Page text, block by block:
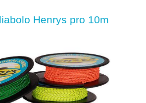
Henrys pro 10m